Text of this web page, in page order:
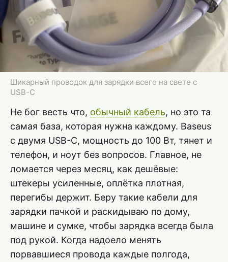
Шикарный проводок для зарядки всего на свете с
USB-C
Не бог весть что, обычный кабель, но это та
самая база, которая нужна каждому. Baseus
с двумя USB-C, мощность до 100 Вт, тянет и
телефон, и ноут без вопросов. Главное, не
ломается через месяц, как дешёвые:
штекеры усиленные, оплётка плотная,
перегибы держит. Беру такие кабели для
зарядки пачкой и раскидываю по дому,
машине и сумке, чтобы зарядка всегда была
под рукой. Когда надоело менять
порвавшиеся провода каждые полгода,